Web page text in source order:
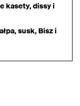
kasety, dissy i
susk, Bisz i